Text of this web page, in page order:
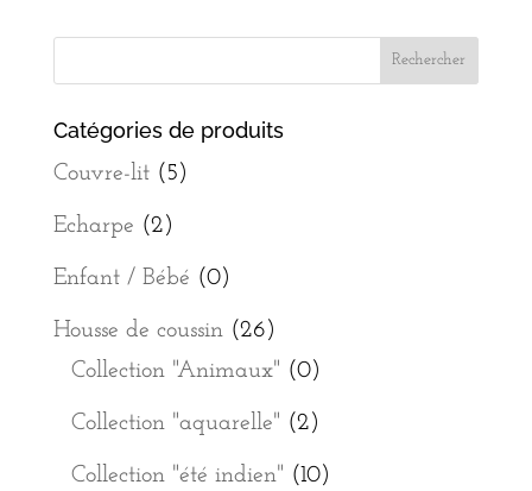
Catégories de produits
Couvre-lit (5)
Echarpe (2)
Enfant / Bébé (0)
Housse de coussin (26)
Collection "Animaux" (0)
Collection "aquarelle" (2)
Collection "été indien" (10)